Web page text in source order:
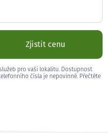
Zjistit cenu
pro vaši lokalitu. Dostupnost
čísla je nepovinné. Přečtěte